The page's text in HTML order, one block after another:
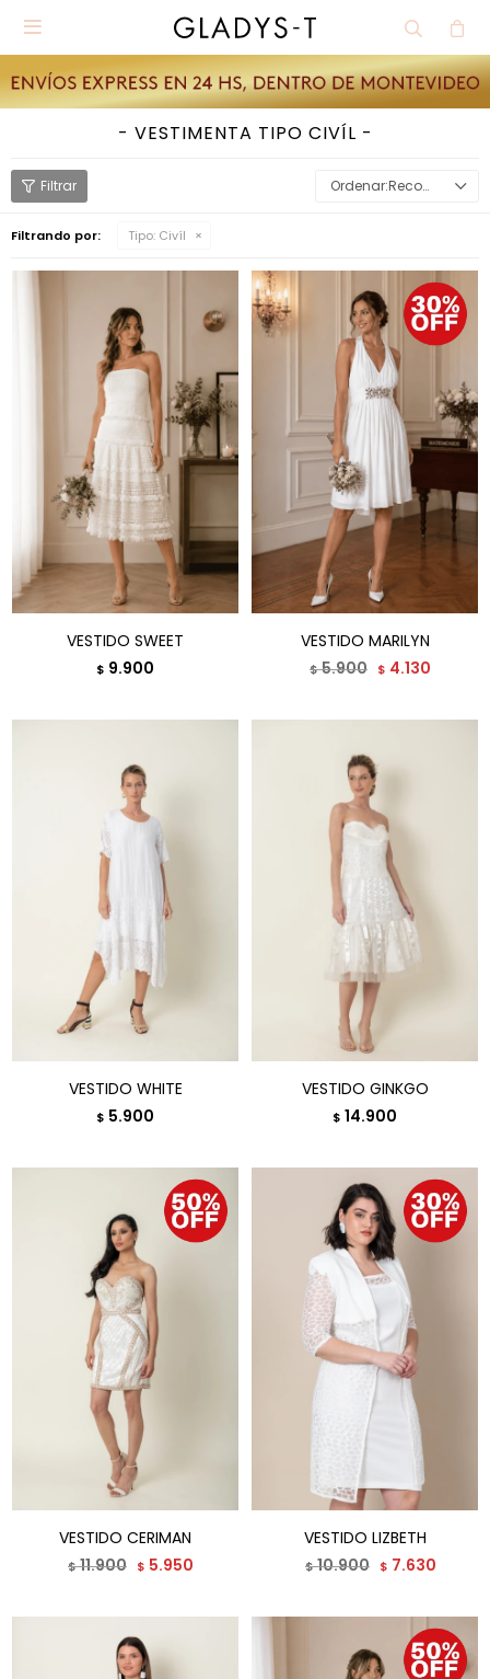

VESTIMENTA TIPO CIVÍL
Recomendados
Filtrando por: Tipo: Civíl
VESTIDO SWEET
$ 9.900
VESTIDO MARILYN
$5.900 $ 4.130
VESTIDO WHITE
$ 5.900
VESTIDO GINKGO
$ 14.900
VESTIDO CERIMAN
$11.900 $ 5.950
VESTIDO LIZBETH
$10.900 $ 7.630